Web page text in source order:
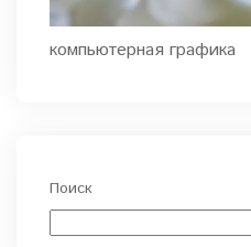
компьютерная графика
Поиск